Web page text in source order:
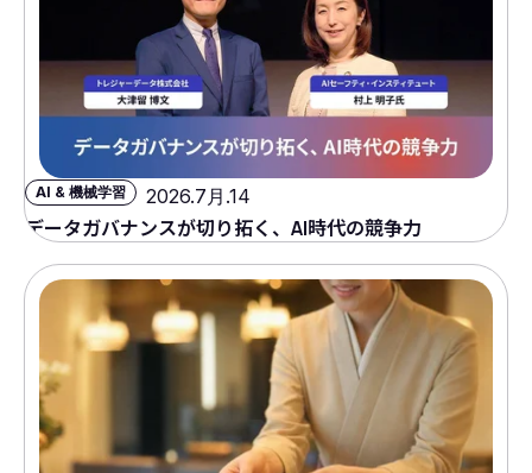
AI & 機械学習 2026.7月.14
データガバナンスが切り拓く、AI時代の競争力